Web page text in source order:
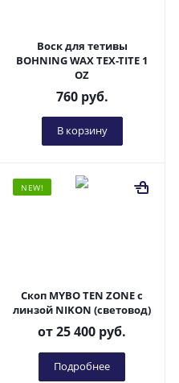
Воск для тетивы
BOHNING WAX TEX-TITE 1
OZ
760руб.
В корзину
NEW!
Скоп MYBO TEN ZONE с
линзой NIKON (световод)
от25 400 руб.
Подробнее